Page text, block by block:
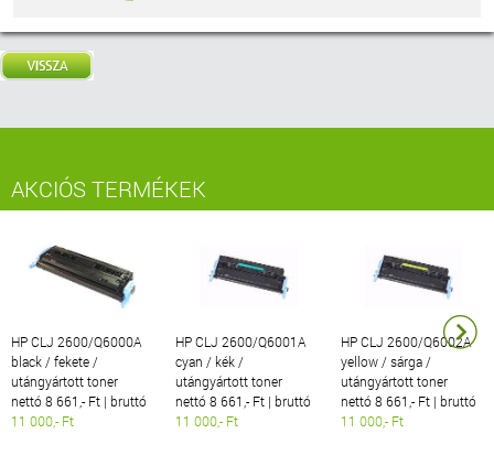
AKCIÓS TERMÉKEK
HP CLJ 2600/Q6000A
black / fekete /
utángyártott toner
nettó 8 661,- Ft | bruttó
11 000,- Ft
HP CLJ 2600/Q6001A
cyan / kék /
utángyártott toner
nettó 8 661,- Ft | bruttó
11 000,- Ft
HP CLJ 2600/Q6002A
yellow / sárga /
utángyártott toner
nettó 8 661,- Ft | bruttó
11 000,- Ft